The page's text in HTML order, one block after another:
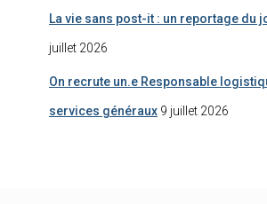
La vie sans post-it : un reportage du
juillet 2026
On recrute un.e Responsable
services généraux 9 juillet 2026